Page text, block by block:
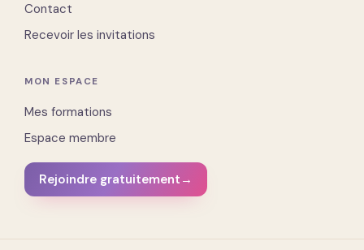
Contact
Recevoir les invitations
MON ESPACE
Mes formations
Espace membre
Rejoindre gratuitement →